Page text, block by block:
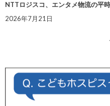
NTTロジスコ、エンタメ物流の平
2026年7月21日